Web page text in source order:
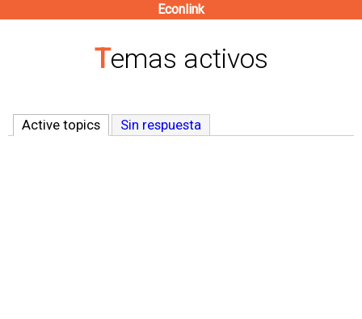
contenido
Econlink
Temas activos
Active topics (solapa activa)
Sin respuesta